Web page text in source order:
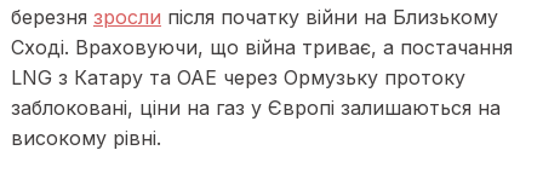
березня зросли після початку війни на Близькому
Сході. Враховуючи, що війна триває, а постачання
LNG з Катару та ОАЕ через Ормузьку протоку
заблоковані, ціни на газ у Європі залишаються на
високому рівні.